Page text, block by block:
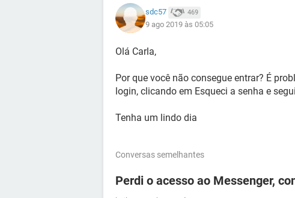
sdc57 469
9 ago 2019 às 05:05
Olá Carla,
Por que você não consegue entrar? É
login, clicando em Esqueci a senha e
Tenha um lindo dia
Conversas semelhantes
Perdi o acesso ao Messenger,